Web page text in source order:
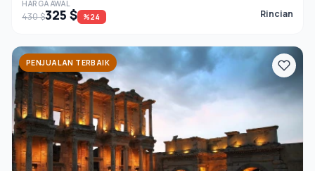
HARGA AWAL
430 $325 $ %24 Rincian
PENJUALAN TERBAIK